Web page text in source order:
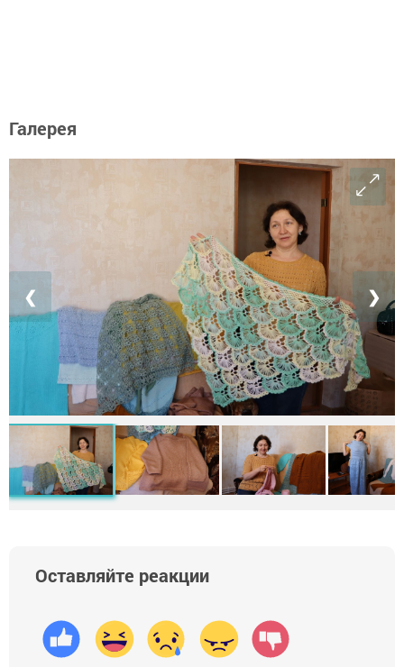
Галерея
❮ ❯
Оставляйте реакции